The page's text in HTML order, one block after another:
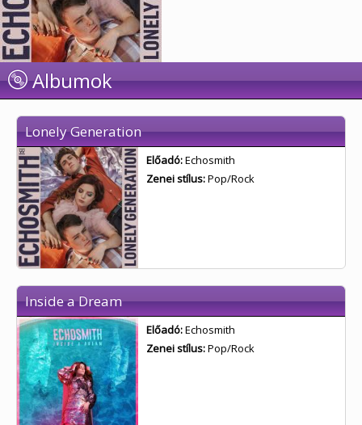
Albumok
Lonely Generation
Előadó:Echosmith
Zenei stílus:Pop/Rock
Inside a Dream
Előadó:Echosmith
Zenei stílus:Pop/Rock